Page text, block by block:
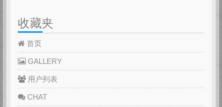
收藏夹
首页
GALLERY
用户列表
CHAT